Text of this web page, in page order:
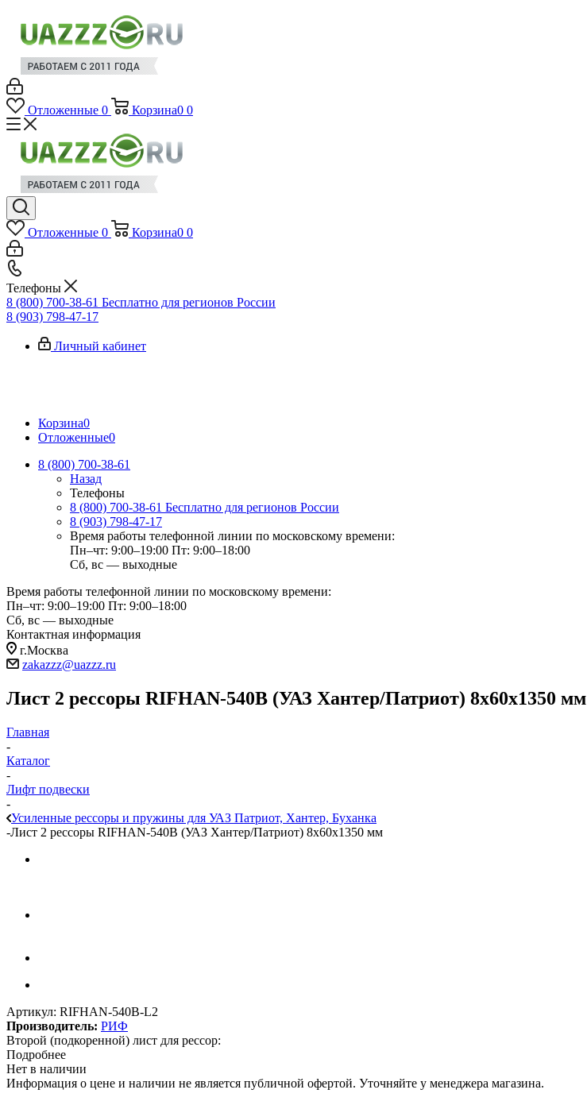
Отложенные 0 Корзина0 0
Отложенные 0 Корзина0 0
Телефоны
8 (800) 700-38-61 Бесплатно для регионов России
8 (903) 798-47-17
Личный кабинет
Корзина0
Отложенные0
8 (800) 700-38-61
Назад
Телефоны
8 (800) 700-38-61 Бесплатно для регионов России
8 (903) 798-47-17
Время работы телефонной линии по московскому времени:
Пн–чт: 9:00–19:00 Пт: 9:00–18:00
Сб, вс — выходные
Время работы телефонной линии по московскому времени:
Пн–чт: 9:00–19:00 Пт: 9:00–18:00
Сб, вс — выходные
Контактная информация
г.Москва
zakazzz@uazzz.ru
Лист 2 рессоры RIFHAN-540B (УАЗ Хантер/Патриот) 8х60х1350 мм
Главная
-
Каталог
-
Лифт подвески
-
Усиленные рессоры и пружины для УАЗ Патриот, Хантер, Буханка
-Лист 2 рессоры RIFHAN-540B (УАЗ Хантер/Патриот) 8х60х1350 мм
Артикул: RIFHAN-540B-L2
Производитель: РИФ
Второй (подкоренной) лист для рессор:
Подробнее
Нет в наличии
Информация о цене и наличии не является публичной офертой. Уточняйте у менеджера магазина.